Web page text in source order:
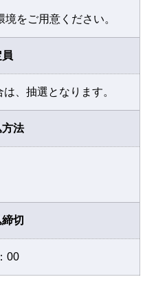
をご用意ください。
員
、抽選となります。
方法
切
00